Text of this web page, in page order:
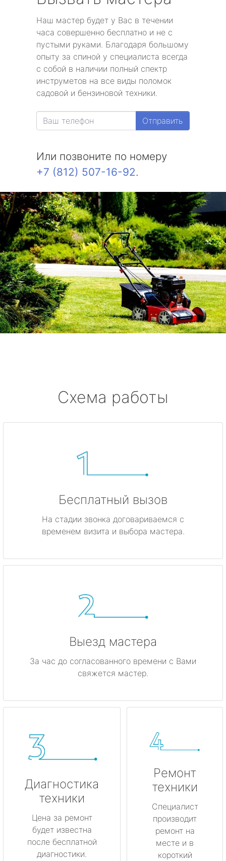
Наш мастер будет у Вас в течении
часа совершенно бесплатно и не с
пустыми руками. Благодаря большому
опыту за спиной у специалиста всегда
с собой в наличии полный спектр
инструметов на все виды поломок
садовой и бензиновой техники.
Отправить
Или позвоните по номеру
+7 (812) 507-16-92.
Схема работы
Бесплатный вызов
На стадии звонка договариваемся с
временем визита и выбора мастера.
Выезд мастера
За час до согласованного времени с Вами
свяжется мастер.
Диагностика
техники
Цена за ремонт
будет известна
после бесплатной
диагностики.
Ремонт
техники
Специалист
производит
ремонт на
месте и в
короткий